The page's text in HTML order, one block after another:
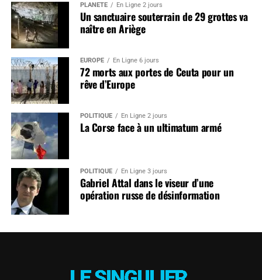
PLANÈTE En Ligne 2 jours
Un sanctuaire souterrain de 29 grottes va
naître en Ariège
EUROPE En Ligne 6 jours
72 morts aux portes de Ceuta pour un
rêve d’Europe
POLITIQUE En Ligne 2 jours
La Corse face à un ultimatum armé
POLITIQUE En Ligne 3 jours
Gabriel Attal dans le viseur d’une
opération russe de désinformation